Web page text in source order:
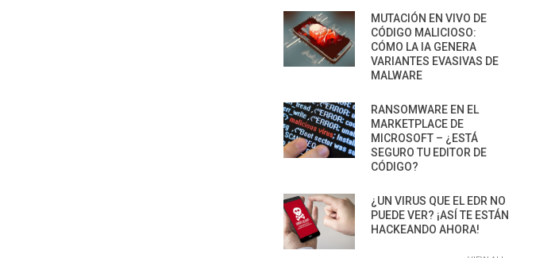
MUTACIÓN EN VIVO DE
CÓDIGO MALICIOSO:
CÓMO LA IA GENERA
VARIANTES EVASIVAS DE
MALWARE
RANSOMWARE EN EL
MARKETPLACE DE
MICROSOFT – ¿ESTÁ
SEGURO TU EDITOR DE
CÓDIGO?
¿UN VIRUS QUE EL EDR NO
PUEDE VER? ¡ASÍ TE ESTÁN
HACKEANDO AHORA!